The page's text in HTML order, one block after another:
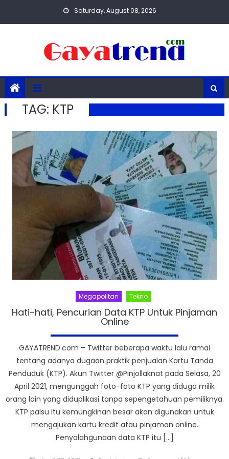
Saturday, August 08, 2026
TAG: KTP
Megapolitan Tekno
Hati-hati, Pencurian Data KTP Untuk Pinjaman
Online
GAYATREND.com – Twitter beberapa waktu lalu ramai
tentang adanya dugaan praktik penjualan Kartu Tanda
Penduduk (KTP). Akun Twitter @Pinjollaknat pada Selasa, 20
April 2021, mengunggah foto-foto KTP yang diduga milik
orang lain yang diduplikasi tanpa sepengetahuan pemiliknya.
KTP palsu itu kemungkinan besar akan digunakan untuk
mengajukan kartu kredit atau pinjaman online.
Penyalahgunaan data KTP itu […]